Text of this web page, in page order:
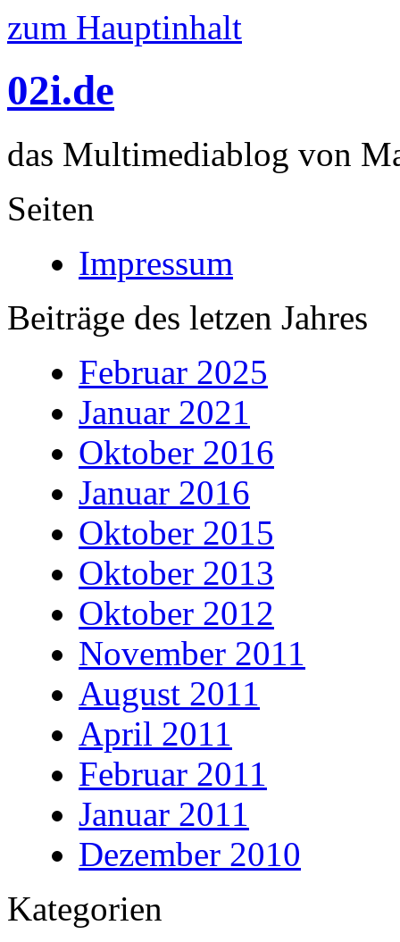
zum Hauptinhalt
02i.de
das Multimediablog von
Seiten
Impressum
Beiträge des letzen Jahres
Februar 2025
Januar 2021
Oktober 2016
Januar 2016
Oktober 2015
Oktober 2013
Oktober 2012
November 2011
August 2011
April 2011
Februar 2011
Januar 2011
Dezember 2010
Kategorien